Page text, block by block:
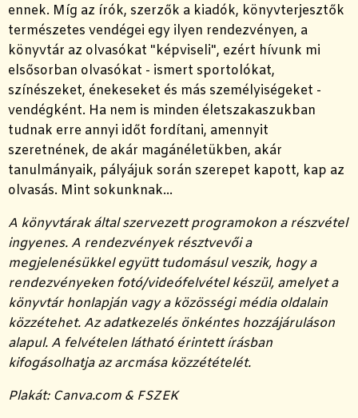
ennek. Míg az írók, szerzők a kiadók, könyvterjesztők
természetes vendégei egy ilyen rendezvényen, a
könyvtár az olvasókat "képviseli", ezért hívunk mi
elsősorban olvasókat - ismert sportolókat,
színészeket, énekeseket és más személyiségeket -
vendégként. Ha nem is minden életszakaszukban
tudnak erre annyi időt fordítani, amennyit
szeretnének, de akár magánéletükben, akár
tanulmányaik, pályájuk során szerepet kapott, kap az
olvasás. Mint sokunknak...
A könyvtárak által szervezett programokon a részvétel
ingyenes. A rendezvények résztvevői a
megjelenésükkel együtt tudomásul veszik, hogy a
rendezvényeken fotó/videófelvétel készül, amelyet a
könyvtár honlapján vagy a közösségi média oldalain
közzétehet. Az adatkezelés önkéntes hozzájáruláson
alapul. A felvételen látható érintett írásban
kifogásolhatja az arcmása közzétételét.
Plakát: Canva.com & FSZEK